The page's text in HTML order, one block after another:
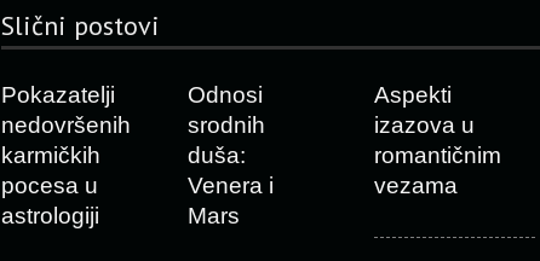
Slični postovi
Pokazatelji
nedovršenih
karmičkih
pocesa u
astrologiji
Odnosi
srodnih
duša:
Venera i
Mars
Aspekti
izazova u
romantičnim
vezama